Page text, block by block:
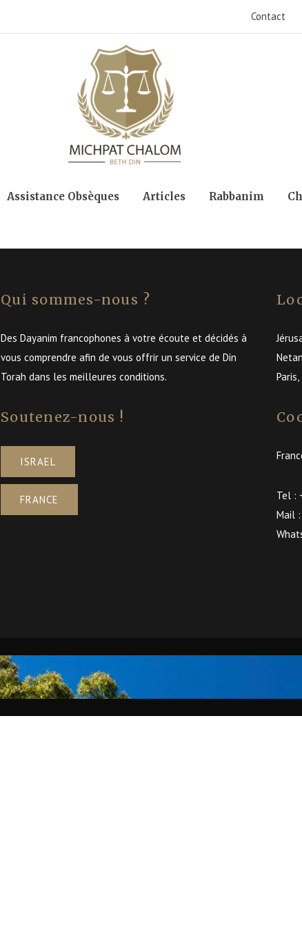
Contact
Assistance Obsèques Articles Rabbanim
Qui sommes-nous ?
Des Dayanim francophones à votre écoute et décidés à
vous comprendre afin de vous offrir un service de Din
Torah dans les meilleures conditions.
Soutenez-nous !
ISRAEL
FRANCE Tel :
Mail :